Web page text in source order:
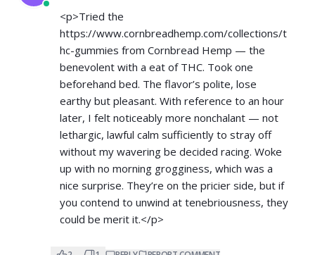
<p>Tried the
https://www.cornbreadhemp.com/collections/t
hc-gummies from Cornbread Hemp — the
benevolent with a eat of THC. Took one
beforehand bed. The flavor’s polite, lose
earthy but pleasant. With reference to an hour
later, I felt noticeably more nonchalant — not
lethargic, lawful calm sufficiently to stray off
without my wavering be decided racing. Woke
up with no morning grogginess, which was a
nice surprise. They’re on the pricier side, but if
you contend to unwind at tenebriousness, they
could be merit it.</p>